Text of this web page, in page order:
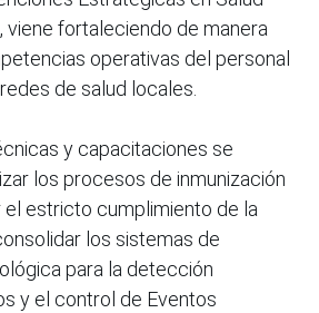
viene fortaleciendo de manera
operativas del personal
de salud locales.
y capacitaciones se
los procesos de inmunización
el estricto cumplimiento de la
los sistemas de
para la detección
y el control de Eventos